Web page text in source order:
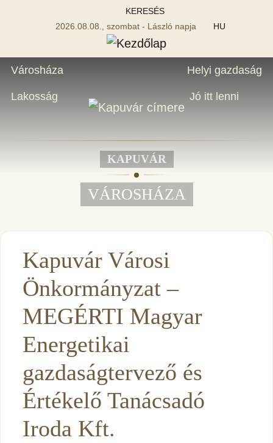
KERESÉS
2026.08.08., szombat - László napja
HU
Városháza
Lakosság
Helyi gazdaság
Jó itt lenni
KAPUVÁR
VÁROSHÁZA
Kapuvár Városi
Önkormányzat –
MEGÉRTI Magyar
Energetikai
gazdaságtervező és
Értékelő Tanácsadó
Iroda Kft.